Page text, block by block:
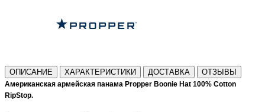
ОПИСАНИЕ ХАРАКТЕРИСТИКИ ДОСТАВКА ОТЗЫВЫ
Американская армейская панама Propper Boonie Hat 100% Cotton
RipStop.